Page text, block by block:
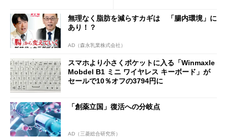
た
無理なく脂肪を減らすカギは 「腸内環境」に
あり！？
AD（森永乳業株式会社）
スマホより小さくポケットに入る「Winmaxle
Mobdel B1 ミニ ワイヤレス キーボード」が
セールで10％オフの3794円に
「創薬立国」復活への分岐点
AD（三菱総合研究所）